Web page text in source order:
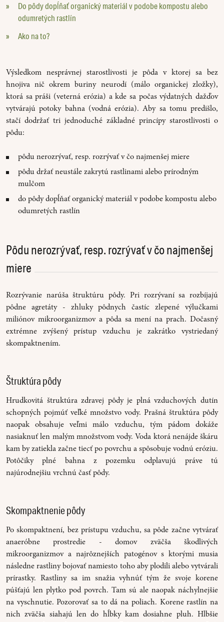
»
Do pôdy dopĺňať organický materiál v podobe kompostu alebo
odumretých rastlín
»
Ako na to?
Výsledkom nesprávnej starostlivosti je pôda v ktorej sa bez
hnojiva nič okrem buriny neurodí (málo organickej zložky),
ktorá sa práši (veterná erózia) a kde sa počas výdatných dažďov
vytvárajú potoky bahna (vodná erózia). Aby sa tomu predišlo,
stačí dodržať tri jednoduché základné princípy starostlivosti o
pôdu:
pôdu nerozrývať, resp. rozrývať v čo najmenšej miere
pôdu držať neustále zakrytú rastlinami alebo prírodným
mulčom
do pôdy dopĺňať organický materiál v podobe kompostu alebo
odumretých rastlín
Pôdu nerozrývať, resp. rozrývať v čo najmenšej
miere
Rozrývanie narúša štruktúru pôdy. Pri rozrývaní sa rozbíjajú
pôdne agretáty - zhluky pôdnych častíc zlepené výlučkami
miliónov mikroorganizmov a pôda sa mení na prach. Dočasný
extrémne zvýšený prístup vzduchu je zakrátko vystriedaný
skompaktnením.
Štruktúra pôdy
Hrudkovitá štruktúra zdravej pôdy je plná vzduchových dutín
schopných pojmúť veľké množstvo vody. Prašná štruktúra pôdy
naopak obsahuje veľmi málo vzduchu, tým pádom dokáže
nasiaknuť len malým množstvom vody. Voda ktorá nenájde škáru
kam by zatiekla začne tiecť po povrchu a spôsobuje vodnú eróziu.
Potôčiky plné bahna z pozemku odplavujú práve tú
najúrodnejšiu vrchnú časť pôdy.
Skompaktnenie pôdy
Po skompaktnení, bez prístupu vzduchu, sa pôde začne vytvárať
anaeróbne prostredie - domov zväčša škodlivých
mikroorganizmov a najrôznejších patogénov s ktorými musia
následne rastliny bojovať namiesto toho aby plodili alebo vytvárali
prírastky. Rastliny sa im snažia vyhnúť tým že svoje korene
púšťajú len plytko pod povrch. Tam sú ale naopak náchylnejšie
na vyschnutie. Pozorovať sa to dá na poliach. Korene rastlín na
nich zväčša siahajú len do hĺbky kam dosiahne pluh. Hlbšie